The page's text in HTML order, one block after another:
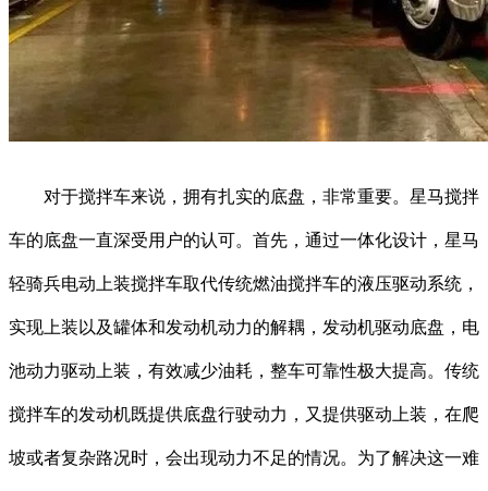
对于搅拌车来说，拥有扎实的底盘，非常重要。星马搅拌
车的底盘一直深受用户的认可。首先，通过一体化设计，星马
轻骑兵电动上装搅拌车取代传统燃油搅拌车的液压驱动系统，
实现上装以及罐体和发动机动力的解耦，发动机驱动底盘，电
池动力驱动上装，有效减少油耗，整车可靠性极大提高。传统
搅拌车的发动机既提供底盘行驶动力，又提供驱动上装，在爬
坡或者复杂路况时，会出现动力不足的情况。为了解决这一难